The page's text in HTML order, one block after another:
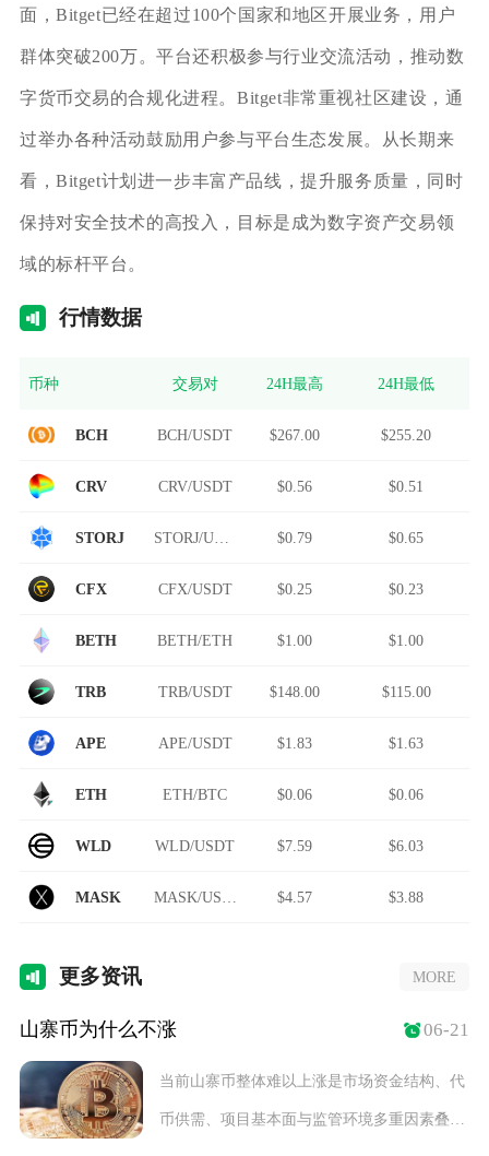
面，Bitget已经在超过100个国家和地区开展业务，用户
群体突破200万。平台还积极参与行业交流活动，推动数
字货币交易的合规化进程。Bitget非常重视社区建设，通
过举办各种活动鼓励用户参与平台生态发展。从长期来
看，Bitget计划进一步丰富产品线，提升服务质量，同时
保持对安全技术的高投入，目标是成为数字资产交易领
域的标杆平台。
行情数据
币种 交易对 24H最高 24H最低
BCH BCH/USDT $267.00 $255.20
CRV CRV/USDT $0.56 $0.51
STORJ STORJ/USDT $0.79 $0.65
CFX CFX/USDT $0.25 $0.23
BETH BETH/ETH $1.00 $1.00
TRB TRB/USDT $148.00 $115.00
APE APE/USDT $1.83 $1.63
ETH ETH/BTC $0.06 $0.06
WLD WLD/USDT $7.59 $6.03
MASK $4.57 $3.88
更多资讯 MORE
山寨币为什么不涨 06-21
当前山寨币整体难以上涨是市场资金结构、代
币供需、项目基本面与监管环境多重因素叠加